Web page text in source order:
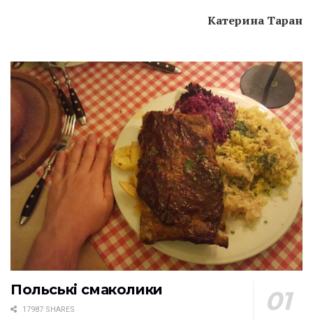
Катерина Таран
Польські смаколики
17987 SHARES